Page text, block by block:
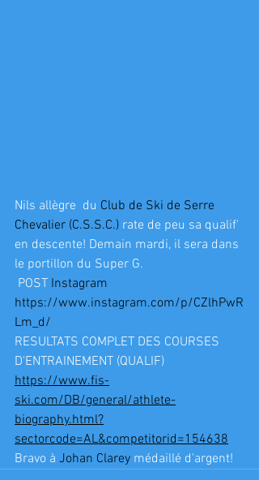
Nils allègre  du Club de Ski de Serre
Chevalier (C.S.S.C.) rate de peu sa qualif'
en descente! Demain mardi, il sera dans
le portillon du Super G.
POST Instagram
https://www.instagram.com/p/CZlhPwR
Lm_d/
RESULTATS COMPLET DES COURSES
D'ENTRAINEMENT (QUALIF)
https://www.fis-
ski.com/DB/general/athlete-
biography.html?
sectorcode=AL&competitorid=154638
Bravo à Johan Clarey médaillé d'argent!